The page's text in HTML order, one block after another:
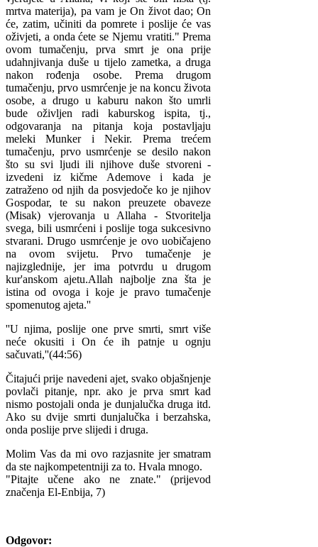
mrtva materija), pa vam je On život dao; On
će, zatim, učiniti da pomrete i poslije će vas
oživjeti, a onda ćete se Njemu vratiti." Prema
ovom tumačenju, prva smrt je ona prije
udahnjivanja duše u tijelo zametka, a druga
nakon rođenja osobe. Prema drugom
tumačenju, prvo usmrćenje je na koncu života
osobe, a drugo u kaburu nakon što umrli
bude oživljen radi kaburskog ispita, tj.,
odgovaranja na pitanja koja postavljaju
meleki Munker i Nekir. Prema trećem
tumačenju, prvo usmrćenje se desilo nakon
što su svi ljudi ili njihove duše stvoreni -
izvedeni iz kičme Ademove i kada je
zatraženo od njih da posvjedoče ko je njihov
Gospodar, te su nakon preuzete obaveze
(Misak) vjerovanja u Allaha - Stvoritelja
svega, bili usmrćeni i poslije toga sukcesivno
stvarani. Drugo usmrćenje je ovo uobičajeno
na ovom svijetu. Prvo tumačenje je
najizglednije, jer ima potvrdu u drugom
kur'anskom ajetu.Allah najbolje zna šta je
istina od ovoga i koje je pravo tumačenje
spomenutog ajeta.''
''U njima, poslije one prve smrti, smrt više
neće okusiti i On će ih patnje u ognju
sačuvati,''(44:56)
Čitajući prije navedeni ajet, svako objašnjenje
povlači pitanje, npr. ako je prva smrt kad
nismo postojali onda je dunjalučka druga itd.
Ako su dvije smrti dunjalučka i berzahska,
onda poslije prve slijedi i druga.
Molim Vas da mi ovo razjasnite jer smatram
da ste najkompetentniji za to. Hvala mnogo.
"Pitajte učene ako ne znate." (prijevod
značenja El-Enbija, 7)
Odgovor: